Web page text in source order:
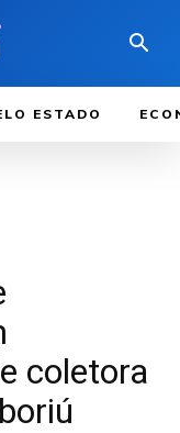
ESTADO
coletora